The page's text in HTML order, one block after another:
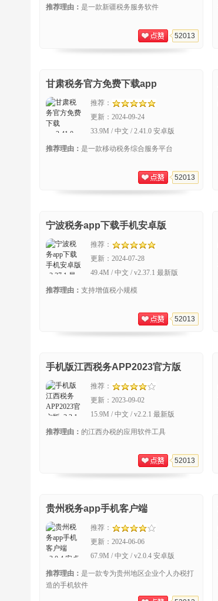
推荐理由： 是一款新疆税务服务软件
52013
甘肃税务官方免费下载app
推荐：
更新： 2024-09-24
33.9M / 中文 / 2.41.0 安卓版
推荐理由： 是一款移动税务综合服务平台
52013
宁波税务app下载手机安卓版
推荐：
更新： 2024-07-28
49.4M / 中文 / v2.37.1 最新版
推荐理由： 支持增值税小规模
52013
手机版江西税务APP2023官方版
推荐：
更新： 2023-09-02
15.9M / 中文 / v2.2.1 最新版
推荐理由： 的江西办税的应用软件工具
52013
贵州税务app手机客户端
推荐：
更新： 2024-06-06
67.9M / 中文 / v2.0.4 安卓版
推荐理由： 是一款专为贵州地区企业个人办税打
造的手机软件